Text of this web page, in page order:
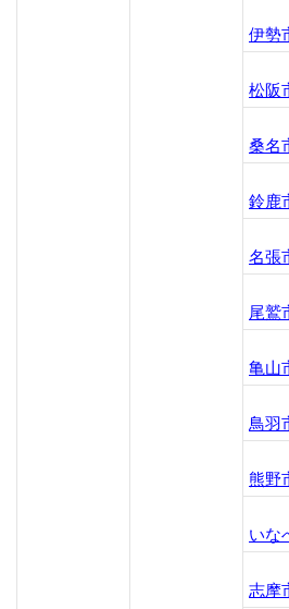
伊勢
松阪
桑名
鈴鹿
名張
尾鷲
亀山
鳥羽
熊野
いな
志摩